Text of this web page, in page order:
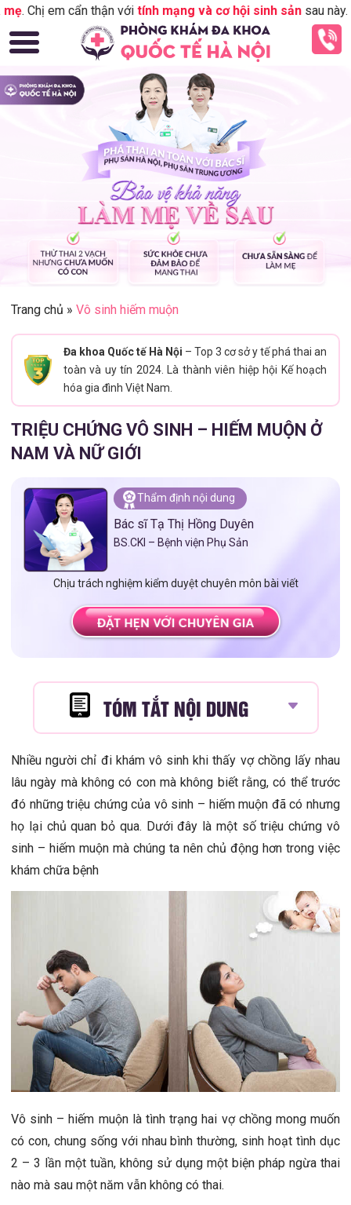
cẩn thận với tính mạng và cơ hội sinh sản sau này. Liên hệ
Trang chủ » Vô sinh hiếm muộn
Đa khoa Quốc tế Hà Nội – Top 3 cơ sở y tế phá thai an
toàn và uy tín 2024. Là thành viên hiệp hội Kế hoạch
hóa gia đình Việt Nam.
TRIỆU CHỨNG VÔ SINH – HIẾM MUỘN Ở
NAM VÀ NỮ GIỚI
Thẩm định nội dung
Bác sĩ Tạ Thị Hồng Duyên
BS.CKI – Bệnh viện Phụ Sản
Chịu trách nghiệm kiểm duyệt chuyên môn bài viết
TÓM TẮT NỘI DUNG
Nhiều người chỉ đi khám vô sinh khi thấy vợ chồng lấy nhau
lâu ngày mà không có con mà không biết rằng, có thể trước
đó những triệu chứng của vô sinh – hiếm muộn đã có nhưng
họ lại chủ quan bỏ qua. Dưới đây là một số triệu chứng vô
sinh – hiếm muộn mà chúng ta nên chủ động hơn trong việc
khám chữa bệnh
Vô sinh – hiếm muộn là tình trạng hai vợ chồng mong muốn
có con, chung sống với nhau bình thường, sinh hoạt tình dục
2 – 3 lần một tuần, không sử dụng một biện pháp ngừa thai
nào mà sau một năm vẫn không có thai.